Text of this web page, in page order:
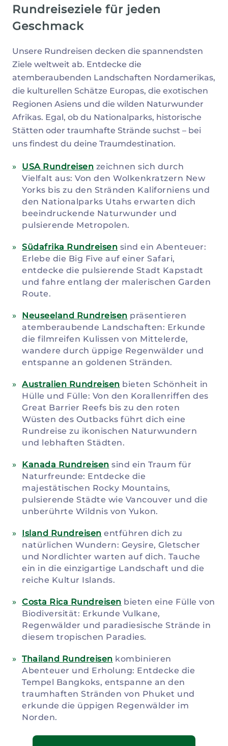
Rundreiseziele für jeden
Geschmack
Unsere Rundreisen decken die spannendsten
Ziele weltweit ab. Entdecke die
atemberaubenden Landschaften Nordamerikas,
die kulturellen Schätze Europas, die exotischen
Regionen Asiens und die wilden Naturwunder
Afrikas. Egal, ob du Nationalparks, historische
Stätten oder traumhafte Strände suchst – bei
uns findest du deine Traumdestination.
USA Rundreisen zeichnen sich durch
Vielfalt aus: Von den Wolkenkratzern New
Yorks bis zu den Stränden Kaliforniens und
den Nationalparks Utahs erwarten dich
beeindruckende Naturwunder und
pulsierende Metropolen.
Südafrika Rundreisen sind ein Abenteuer:
Erlebe die Big Five auf einer Safari,
entdecke die pulsierende Stadt Kapstadt
und fahre entlang der malerischen Garden
Route.
Neuseeland Rundreisen präsentieren
atemberaubende Landschaften: Erkunde
die filmreifen Kulissen von Mittelerde,
wandere durch üppige Regenwälder und
entspanne an goldenen Stränden.
Australien Rundreisen bieten Schönheit in
Hülle und Fülle: Von den Korallenriffen des
Great Barrier Reefs bis zu den roten
Wüsten des Outbacks führt dich eine
Rundreise zu ikonischen Naturwundern
und lebhaften Städten.
Kanada Rundreisen sind ein Traum für
Naturfreunde: Entdecke die
majestätischen Rocky Mountains,
pulsierende Städte wie Vancouver und die
unberührte Wildnis von Yukon.
Island Rundreisen entführen dich zu
natürlichen Wundern: Geysire, Gletscher
und Nordlichter warten auf dich. Tauche
ein in die einzigartige Landschaft und die
reiche Kultur Islands.
Costa Rica Rundreisen bieten eine Fülle von
Biodiversität: Erkunde Vulkane,
Regenwälder und paradiesische Strände in
diesem tropischen Paradies.
Thailand Rundreisen kombinieren
Abenteuer und Erholung: Entdecke die
Tempel Bangkoks, entspanne an den
traumhaften Stränden von Phuket und
erkunde die üppigen Regenwälder im
Norden.